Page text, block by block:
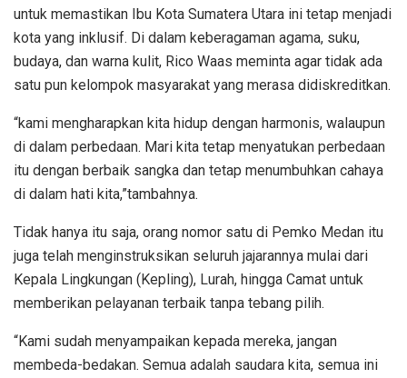
untuk memastikan Ibu Kota Sumatera Utara ini tetap menjadi
kota yang inklusif. Di dalam keberagaman agama, suku,
budaya, dan warna kulit, Rico Waas meminta agar tidak ada
satu pun kelompok masyarakat yang merasa didiskreditkan.
“kami mengharapkan kita hidup dengan harmonis, walaupun
di dalam perbedaan. Mari kita tetap menyatukan perbedaan
itu dengan berbaik sangka dan tetap menumbuhkan cahaya
di dalam hati kita,”tambahnya.
Tidak hanya itu saja, orang nomor satu di Pemko Medan itu
juga telah menginstruksikan seluruh jajarannya mulai dari
Kepala Lingkungan (Kepling), Lurah, hingga Camat untuk
memberikan pelayanan terbaik tanpa tebang pilih.
“Kami sudah menyampaikan kepada mereka, jangan
membeda-bedakan. Semua adalah saudara kita, semua ini